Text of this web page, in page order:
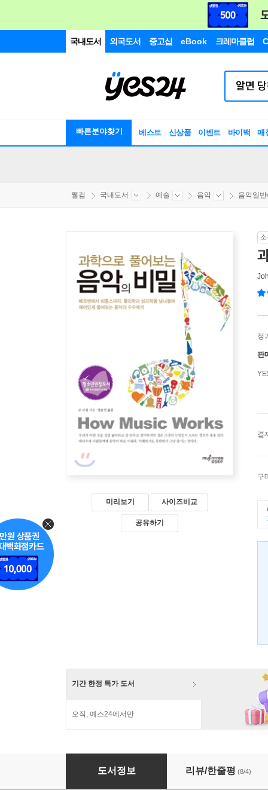
국내도서 외국도서 중고샵 eBook 크레마클럽
빠른분야찾기 베스트 신상품 이벤트 바이백 매
웰컴 국내도서 예술 음악 음악일
미리보기 사이즈비교
공유하기
정
판
결
구
기간 한정 특가 도서
오직, 예스24에서만
과학으로 풀어보는 음악의 비밀
도서정보 리뷰/한줄평 (8/4)